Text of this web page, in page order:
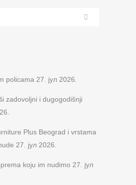
policama 27. јул 2026.
zadovoljni i dugogodišnji
Plus Beograd i vrstama
27. јул 2026.
koju im nudimo 27. јул